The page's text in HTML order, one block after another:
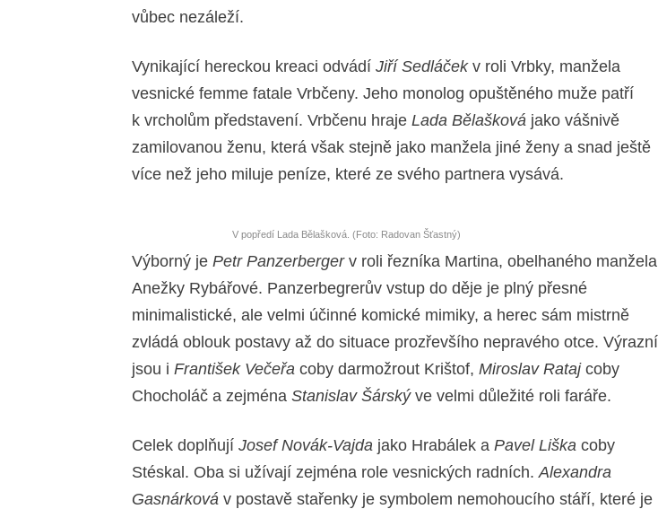
vůbec nezáleží.
Vynikající hereckou kreaci odvádí Jiří Sedláčekv roli Vrbky, manžela
vesnické femme fatale Vrbčeny. Jeho monolog opuštěného muže patří
k vrcholům představení. Vrbčenu hraje Lada Bělašková jako vášnivě
zamilovanou ženu, která však stejně jako manžela jiné ženy a snad ještě
více než jeho miluje peníze, které ze svého partnera vysává.
V popředí Lada Bělašková. (Foto: Radovan Šťastný)
Výborný je Petr Panzerbergerv roli řezníka Martina, obelhaného manžela
Anežky Rybářové. Panzerbegrerův vstup do děje je plný přesné
minimalistické, ale velmi účinné komické mimiky, a herec sám mistrně
zvládá oblouk postavy až do situace prozřevšího nepravého otce. Výrazní
jsou i František Večeřa coby darmožrout Krištof, Miroslav Ratajcoby
Chocholáč a zejména Stanislav Šárskýve velmi důležité roli faráře.
Celek doplňují Josef Novák-Vajda jako Hrabálek a Pavel Liška coby
Stéskal. Oba si užívají zejména role vesnických radních.Alexandra
Gasnárková v postavě stařenky je symbolem nemohoucího stáří, které je